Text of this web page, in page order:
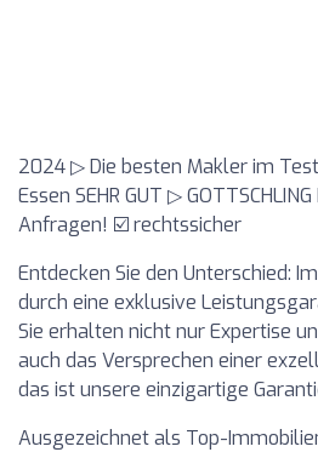
2024 ▷ Die besten Makler im
Essen SEHR GUT ▷
Anfragen! ☑️ rechtssicher
Entdecken Sie den Unterschied:
durch eine exklusive
Sie erhalten nicht nur Expertise
auch das Versprechen einer
das ist unsere einzigartige
Ausgezeichnet als Top-